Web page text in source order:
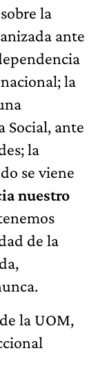
sobre la
ante
la
Social, ante
la
se viene
nuestro
de la
la UOM,